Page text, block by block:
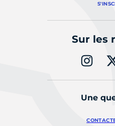
Sur les
Une